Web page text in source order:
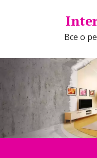
Все о